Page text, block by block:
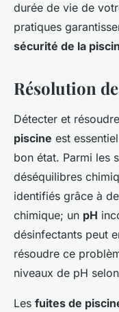
durée de vie de
pratiques
sécurité de la
Résolution
Détecter et
piscine est
bon état. Parmi les
déséquilibres
identifiés grâce à
chimique; un pH
désinfectants peut
résoudre ce
niveaux de pH
Les fuites de